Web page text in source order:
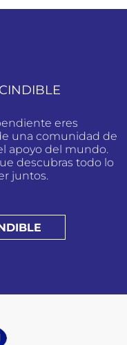
eres
una comunidad de
apoyo del mundo.
descubras todo lo
juntos.